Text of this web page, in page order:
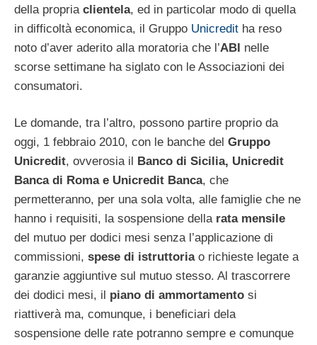
della propria clientela, ed in particolar modo di quella
in difficoltà economica, il Gruppo Unicredit ha reso
noto d’aver aderito alla moratoria che l’ABI nelle
scorse settimane ha siglato con le Associazioni dei
consumatori.
Le domande, tra l’altro, possono partire proprio da
oggi, 1 febbraio 2010, con le banche del Gruppo
Unicredit, ovverosia il
Banco di Sicilia, Unicredit
Banca di Roma e Unicredit Banca, che
permetteranno, per una sola volta, alle famiglie che ne
hanno i requisiti, la sospensione della rata mensile
del mutuo per dodici mesi senza l’applicazione di
commissioni, spese di istruttoriao richieste legate a
garanzie aggiuntive sul mutuo stesso. Al trascorrere
dei dodici mesi, il piano di ammortamento si
riattiverà ma, comunque, i beneficiari dela
sospensione delle rate potranno sempre e comunque